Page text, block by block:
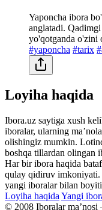
Yaponcha ibora
anglatadi.
yo'qotganda o'zini
#yaponcha #tarix
Loyiha haqida
Ibora.uz saytiga xush
iboralar, ularning
olishingiz mumkin.
boshqa tillardan olingan
Har bir ibora haqida
qulay qidiruv imkoniyati.
yangi iboralar bilan
Loyiha haqida Yangi
© 2008 Iboralar